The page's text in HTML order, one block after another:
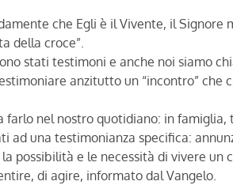
che Egli è il Vivente, il Signore
della croce”.
stati testimoni e anche noi siamo
anzitutto un “incontro”
farlo nel nostro quotidiano: in
ad una testimonianza specifica:
possibilità e le necessità di vivere
di agire, informato dal Vangelo.